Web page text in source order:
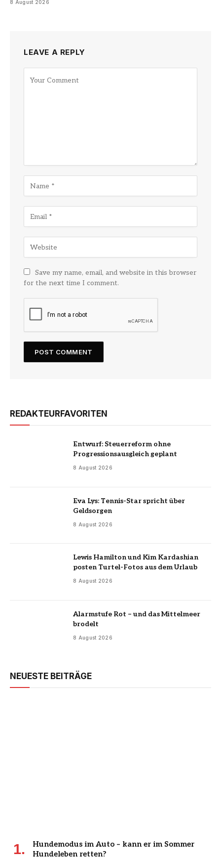
8 August 2026
LEAVE A REPLY
Save my name, email, and website in this browser
for the next time I comment.
REDAKTEURFAVORITEN
Entwurf: Steuerreform ohne
Progressionsausgleich geplant
8 August 2026
Eva Lys: Tennis-Star spricht über
Geldsorgen
8 August 2026
Lewis Hamilton und Kim Kardashian
posten Turtel-Fotos aus dem Urlaub
8 August 2026
Alarmstufe Rot – und das Mittelmeer
brodelt
8 August 2026
NEUESTE BEITRÄGE
Hundemodus im Auto – kann er im Sommer
Hundeleben retten?